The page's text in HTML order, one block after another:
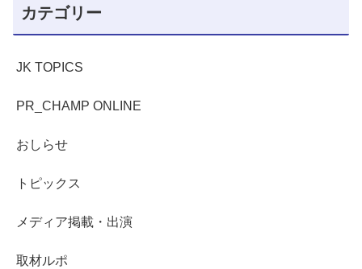
カテゴリー
JK TOPICS
PR_CHAMP ONLINE
おしらせ
トピックス
メディア掲載・出演
取材ルポ